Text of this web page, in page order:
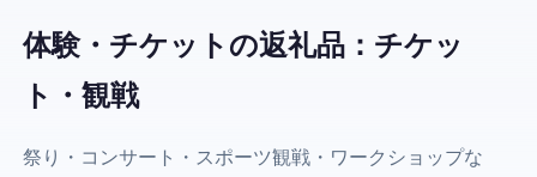
体験・チケットの返礼品：チケッ
ト・観戦
祭り・コンサート・スポーツ観戦・ワークショップな